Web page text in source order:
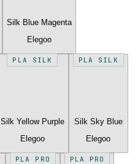
Silk Blue Magenta
Elegoo
PLA SILK
Silk Yellow Purple
Elegoo
PLA SILK
Silk Sky Blue
Elegoo
PLA PRO PLA PRO